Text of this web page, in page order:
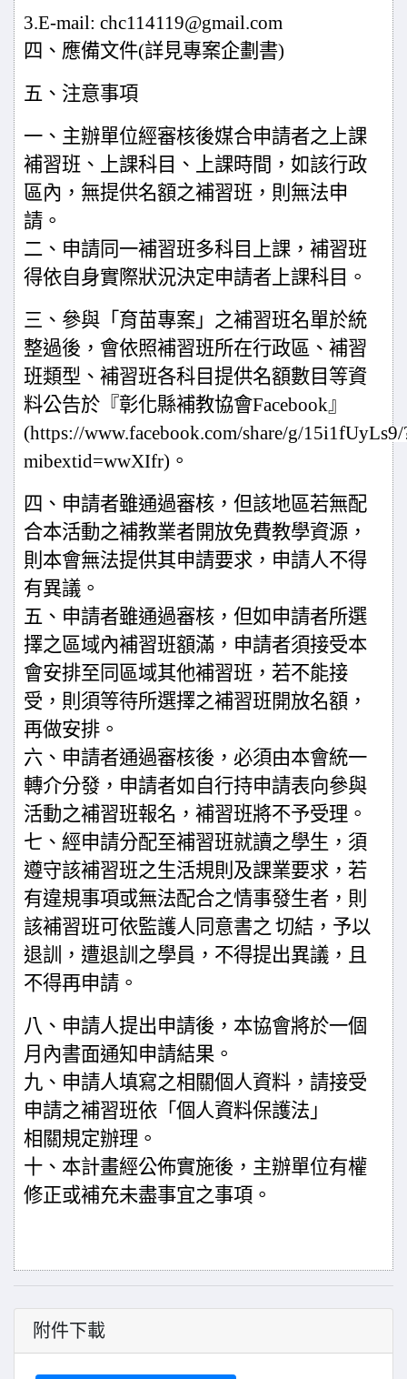
3.E-mail: chc114119@gmail.com
四、應備文件(詳見專案企劃書)
五、注意事項
一、主辦單位經審核後媒合申請者之上課
補習班、上課科目、上課時間，如該行政
區內，無提供名額之補習班，則無法申
請。
二、申請同一補習班多科目上課，補習班
得依自身實際狀況決定申請者上課科目。
三、參與「育苗專案」之補習班名單於統
整過後，會依照補習班所在行政區、補習
班類型、補習班各科目提供名額數目等資
料公告於『彰化縣補教協會Facebook』
(https://www.facebook.com/share/g/15i1fUyLs9/
mibextid=wwXIfr) 。
四、申請者雖通過審核，但該地區若無配
合本活動之補教業者開放免費教學資源，
則本會無法提供其申請要求，申請人不得
有異議。
五、申請者雖通過審核，但如申請者所選
擇之區域內補習班額滿，申請者須接受本
會安排至同區域其他補習班，若不能接
受，則須等待所選擇之補習班開放名額，
再做安排。
六、申請者通過審核後，必須由本會統一
轉介分發，申請者如自行持申請表向參與
活動之補習班報名，補習班將不予受理。
七、經申請分配至補習班就讀之學生，須
遵守該補習班之生活規則及課業要求，若
有違規事項或無法配合之情事發生者，則
該補習班可依監護人同意書之 切結，予以
退訓，遭退訓之學員，不得提出異議，且
不得再申請。
八、申請人提出申請後，本協會將於一個
月內書面通知申請結果。
九、申請人填寫之相關個人資料，請接受
申請之補習班依「個人資料保護法」
相關規定辦理。
十、本計畫經公佈實施後，主辦單位有權
修正或補充未盡事宜之事項。
附件下載